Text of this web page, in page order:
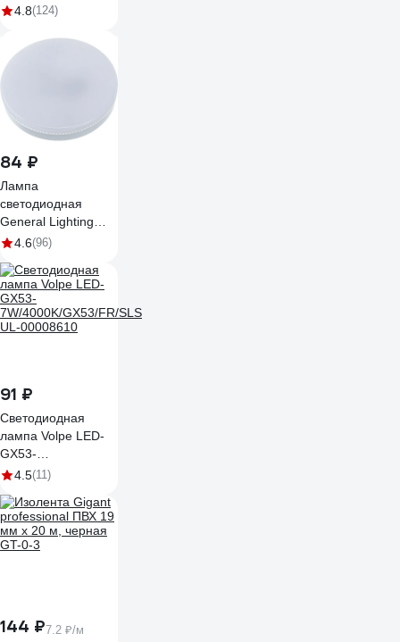
102661
4.8(124)
84 ₽
Лампа
светодиодная
General Lighting
Systems GLDEN-
4500 640Лм 9Вт
4500K-нейтрально-
белый GX53
642800
4.6(96)
91 ₽
Светодиодная
лампа Volpe LED-
GX53-
7W/4000K/GX53/FR/SLS
4.5(11)
144 ₽7.2 ₽/м